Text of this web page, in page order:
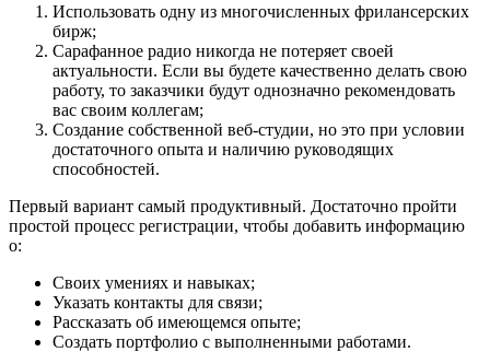
Использовать одну из многочисленных фрилансерских
бирж;
Сарафанное радио никогда не потеряет своей
актуальности. Если вы будете качественно делать свою
работу, то заказчики будут однозначно рекомендовать
вас своим коллегам;
Создание собственной веб-студии, но это при условии
достаточного опыта и наличию руководящих
способностей.
Первый вариант самый продуктивный. Достаточно пройти
простой процесс регистрации, чтобы добавить информацию
о:
Своих умениях и навыках;
Указать контакты для связи;
Рассказать об имеющемся опыте;
Создать портфолио с выполненными работами.